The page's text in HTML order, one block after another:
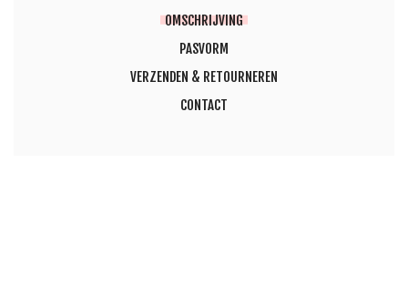
OMSCHRIJVING
PASVORM
VERZENDEN & RETOURNEREN
CONTACT